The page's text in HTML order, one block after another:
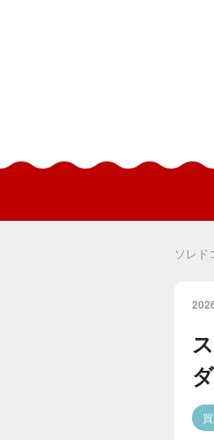
ソレド